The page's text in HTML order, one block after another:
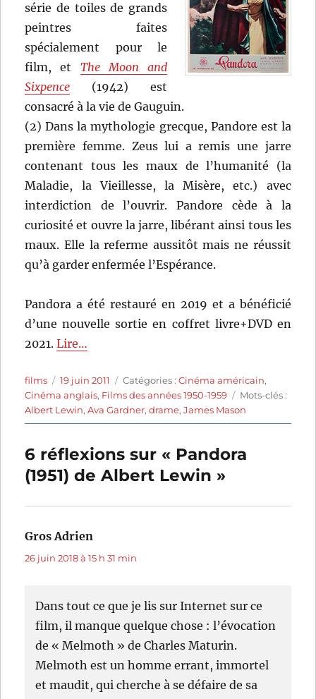
série de toiles de grands
peintres faites
spécialement pour le
film, et The Moon and
Sixpence (1942) est
consacré à la vie de Gauguin.
(2) Dans la mythologie grecque, Pandore est la
première femme. Zeus lui a remis une jarre
contenant tous les maux de l’humanité (la
Maladie, la Vieillesse, la Misère, etc.) avec
interdiction de l’ouvrir. Pandore cède à la
curiosité et ouvre la jarre, libérant ainsi tous les
maux. Elle la referme aussitôt mais ne réussit
qu’à garder enfermée l’Espérance.
Pandora a été restauré en 2019 et a bénéficié
d’une nouvelle sortie en coffret livre+DVD en
2021.Lire…
Auteur
films
Publié
le
19 juin 2011 Catégories
Catégories :Cinéma américain,
Cinéma anglais, Films des années 1950-1959 Étiquettes
Mots-clés :
Albert Lewin,Ava Gardner,drame,James Mason
6 réflexions sur « Pandora
(1951) de Albert Lewin »
Gros Adrien
26 juin 2018 à 15 h 31 min
Dans tout ce que je lis sur Internet sur ce
film, il manque quelque chose : l’évocation
de « Melmoth » de Charles Maturin.
Melmoth est un homme errant, immortel
et maudit, qui cherche à se défaire de sa